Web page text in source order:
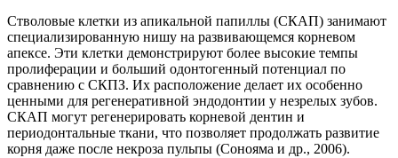
Стволовые клетки из апикальной папиллы (СКАП) занимают
специализированную нишу на развивающемся корневом
апексе. Эти клетки демонстрируют более высокие темпы
пролиферации и больший одонтогенный потенциал по
сравнению с СКПЗ. Их расположение делает их особенно
ценными для регенеративной эндодонтии у незрелых зубов.
СКАП могут регенерировать корневой дентин и
периодонтальные ткани, что позволяет продолжать развитие
корня даже после некроза пульпы (Сонояма и др., 2006).